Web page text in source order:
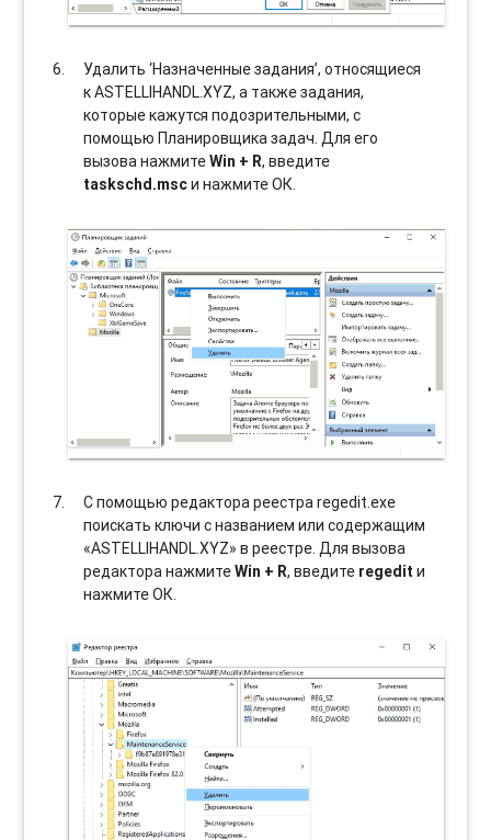
Удалить ‘Назначенные задания’, относящиеся
к ASTELLIHANDL.XYZ, а также задания,
которые кажутся подозрительными, с
помощью Планировщика задач. Для его
вызова нажмитеWin + R, введите
taskschd.mscи нажмите ОК.
С помощью редактора реестра regedit.exe
поискать ключи с названием или содержащим
«ASTELLIHANDL.XYZ» в реестре. Для вызова
редактора нажмитеWin + R, введите regedit и
нажмите ОК.